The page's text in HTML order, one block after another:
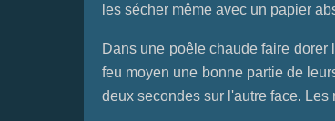
les sécher même avec un papier
Dans une poêle chaude faire dorer
feu moyen une bonne partie de
deux secondes sur l'autre face. Les